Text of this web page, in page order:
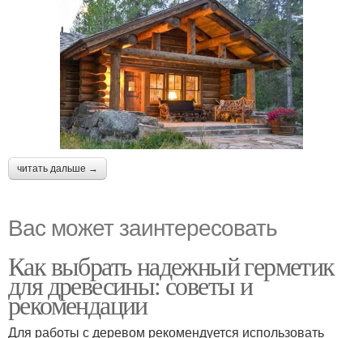
читать дальше →
Вас может заинтересовать
Как выбрать надежный герметик
для древесины: советы и
рекомендации
Для работы с деревом рекомендуется использовать